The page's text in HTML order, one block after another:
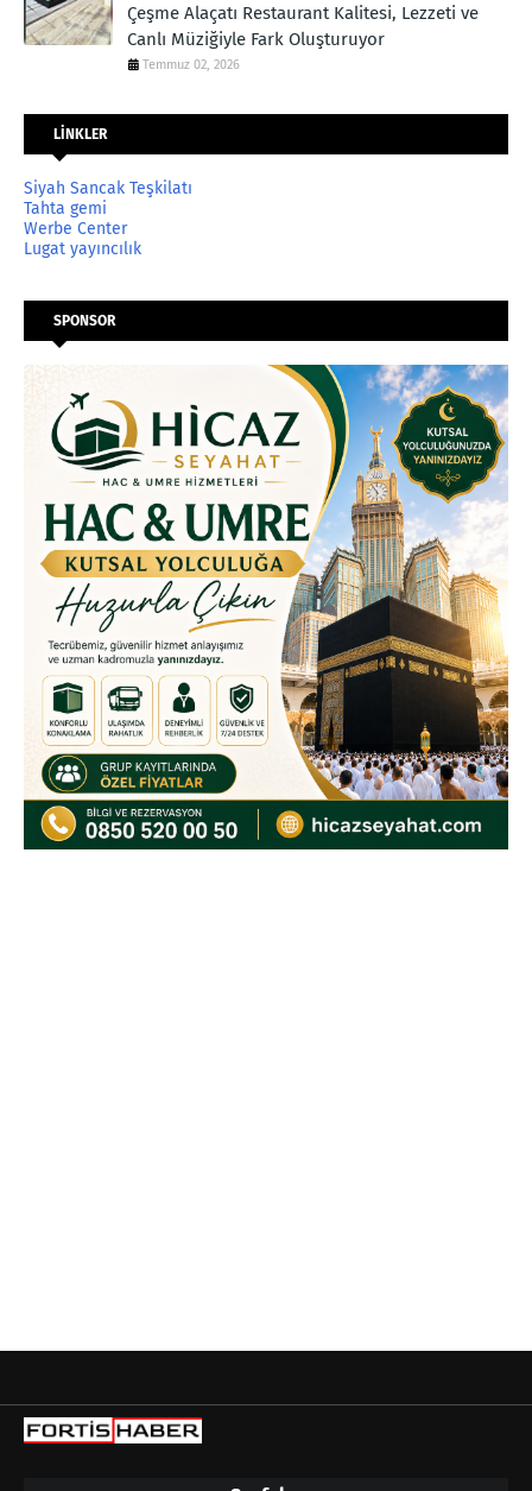
Çeşme Alaçatı Restaurant Kalitesi, Lezzeti ve
Canlı Müziğiyle Fark Oluşturuyor
Temmuz 02, 2026
LİNKLER
Siyah Sancak Teşkilatı
Tahta gemi
Werbe Center
Lugat yayıncılık
SPONSOR